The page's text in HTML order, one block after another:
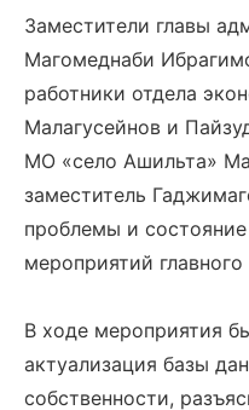
Заместители главы
Магомеднаби
работники отдела
Малагусейнов и
МО «село Ашильта»
заместитель
проблемы и
мероприятий
В ходе мероприятия
актуализация базы
собственности,